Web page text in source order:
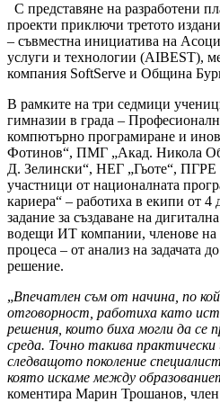
С представяне на разработени
проекти приключи третото
– съвместна инициатива на
услуги и технологии (AIBEST),
компания SoftServe и Община
В рамките на три седмици
гимназии в града –
компютърно програмиране и
Фотинов“, ПМГ „Акад. Никола
Д. Зелински“, НЕГ „Гьоте“, ПГРЕ
участници от националната
кариера“ – работиха в екипи от
задание за създаване на
водещи ИТ компании, членове на
процеса – от анализ на задачата
решение.
„Впечатлен съм от начина, по
отговорност, работиха като
решения, които биха могли да се
среда. Точно такива
следващото поколение
която искаме между
коментира Марин Трошанов,